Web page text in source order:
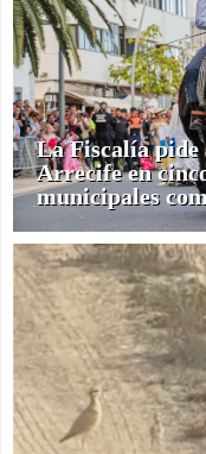
La Fiscalía
Arrecife en
municipales